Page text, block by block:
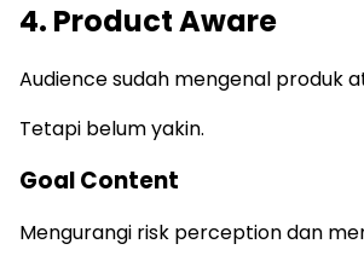
4. Product Aware
Audience sudah mengenal produk
Tetapi belum yakin.
Goal Content
Mengurangi risk perception dan